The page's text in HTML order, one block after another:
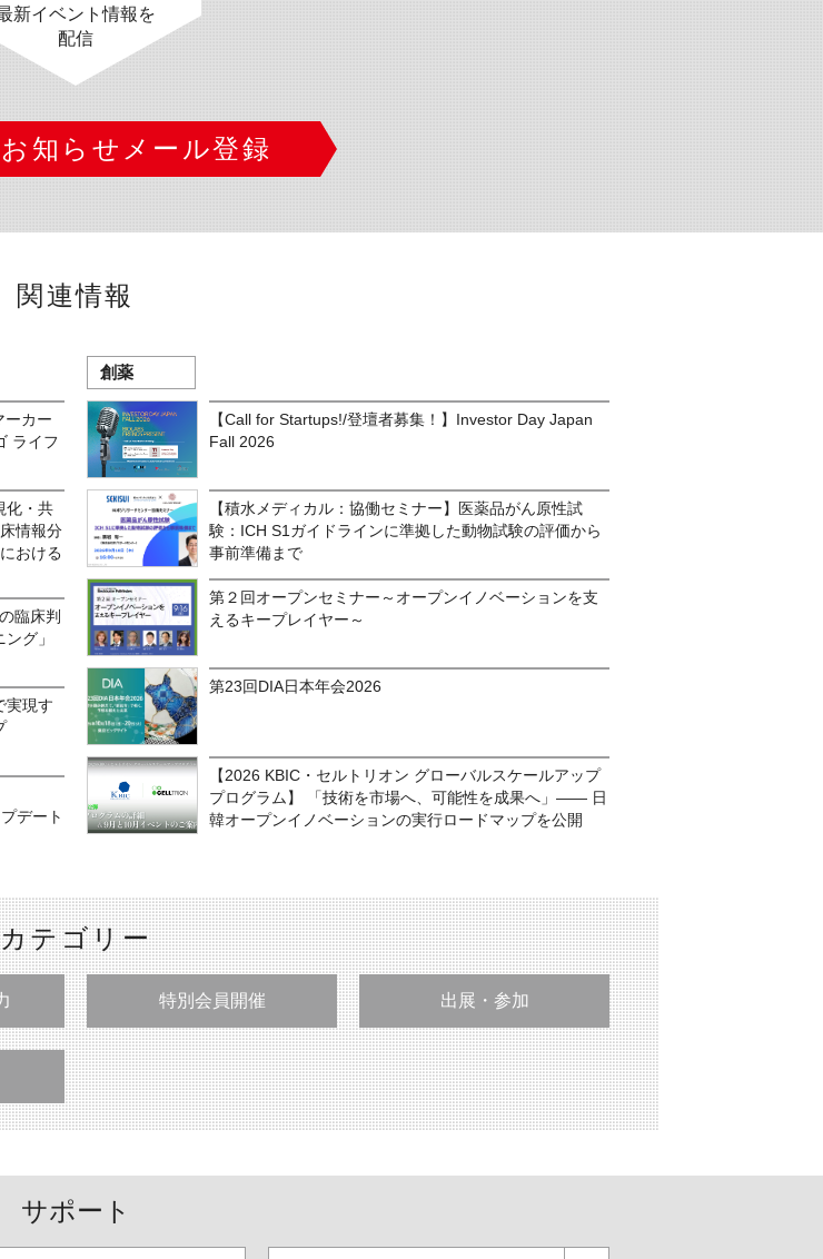
新イベント情報を
配信
知らせメール登録
関連情報
ーカー
ライフ
化・共
情報分
おける
臨床判
グ」
実現す
デート
創薬
【Call for Startups!/登壇者募集！】Investor Day Japan
Fall 2026
【積水メディカル：協働セミナー】医薬品がん原性試
験：ICH S1ガイドラインに準拠した動物試験の評価から
事前準備まで
第２回オープンセミナー～オープンイノベーションを支
えるキープレイヤー～
第23回DIA日本年会2026
【2026 KBIC・セルトリオン グローバルスケールアップ
プログラム】 「技術を市場へ、可能性を成果へ」―― 日
韓オープンイノベーションの実行ロードマップを公開
カテゴリー
特別会員開催 出展・参加
サポート